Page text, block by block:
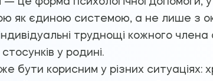
як єдиною системою, а не лише з
труднощі кожного члена
у родині.
бути корисним у різних ситуаціях: